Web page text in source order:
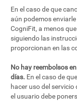
En el caso de que
aún podemos
CogniFit, a menos
siguiendo las
proporcionan en las
No hay reembolsos
días. En el caso de
hacer uso del
el usuario debe